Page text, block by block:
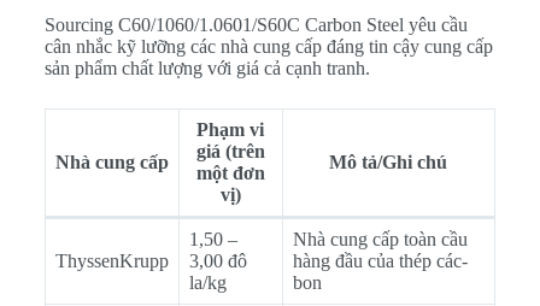
Sourcing C60/1060/1.0601/S60C Carbon Steel yêu cầu
cân nhắc kỹ lưỡng các nhà cung cấp đáng tin cậy cung cấp
sản phẩm chất lượng với giá cả cạnh tranh.
Nhà cung cấp
Phạm vi
giá (trên
một đơn
vị)
Mô tả/Ghi chú
ThyssenKrupp
1,50 –
3,00 đô
la/kg
Nhà cung cấp toàn cầu
hàng đầu của thép các-
bon